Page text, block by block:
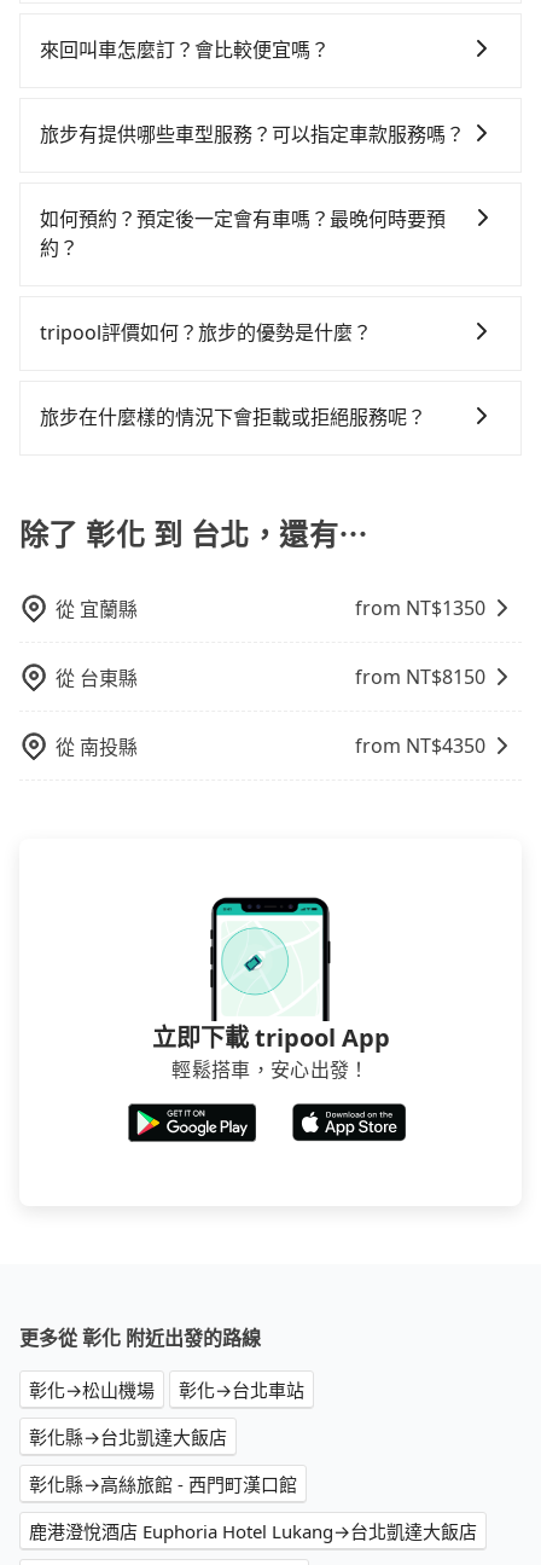
票價700元，再用15分鐘出站、等待車站前排班的計程
分鐘，假設4位同行，高鐵加轉乘之平均每人花費為900
的難度是雙北大城市的30倍。縱使幸運攔到一輛小黃
了，彰化縣少部分小黃司機不按表收費，看乘客是外地
鐘。選擇搭乘高鐵而不預約包車，不僅每人至少額外負
乘車，也可參考tripool的拼車共乘服務，最多可再節省
$115~205承租小轎車，每公里再額外加收$3.2，從彰化
將eTag和可能的每小時40元路邊停車費用預估進去，但
Vios這類乘坐體驗較差的車款，如果人數超過四位，更
是沒有較大的七人座或九人座可供選擇，而且無人租車
都好像在開樂透一樣。另外，偶爾也會遇到明明已經預
客的人來說就有不小的風險。最後，雖然路邊隨租隨還
灣大車隊、Uber和Yoxi，如果在路邊攔不到車，也可考
省高達$1,600。但如果你無法提前預約，或偏好臨時叫
台北或新北的30倍之多。再加上彰化縣有些計程車司機
不按錶計費，約有25%會採現場議價，建議最好先上網
來回叫車怎麼訂？會比較便宜嗎？
趟車的資訊，所以如果需要來回叫車，請分兩筆訂單預
不限單程或來回。
旅步有提供哪些車型服務？可以指定車款服務嗎？
指定車款服務的需求，可以先將您的需先提供旅步，會
有專人回覆您。
如何預約？預定後一定會有車嗎？最晚何時要預
約？
輸入上下車地點或地址，三秒內即可查到真實價格，照
確認信，如此就完成預約了，而司機與車輛的詳細資
一天傍晚五點前仍會收單，最遲如當天下午過後乘車，
tripool評價如何？旅步的優勢是什麼？
定及可靠的，大多數的使用者都給予了高分評價。此
您的旅程能更有彈性及保障。
旅步在什麼樣的情況下會拒載或拒絕服務呢？
訂購時填寫的數量。請務必確實填寫當日實際攜帶的行
李及乘坐的總人數，包含成人及兒童／嬰幼兒。 2) 孩童
童的安全，依道路交通安全規則規定，四歲以下的孩童
避免影響行車安全，請您務將寵物置入提籠或提袋內。
除了 彰化 到 台北，還有⋯
從 宜蘭縣 from NT$1350
從 台東縣 from NT$8150
從 南投縣 from NT$4350
立即下載 tripool App
輕鬆搭車，安心出發！
更多從 彰化 附近出發的路線
彰化→松山機場
彰化→台北車站
彰化縣→台北凱達大飯店
彰化縣→高絲旅館 - 西門町漢口館
鹿港澄悅酒店 Euphoria Hotel Lukang→台北凱達大飯店